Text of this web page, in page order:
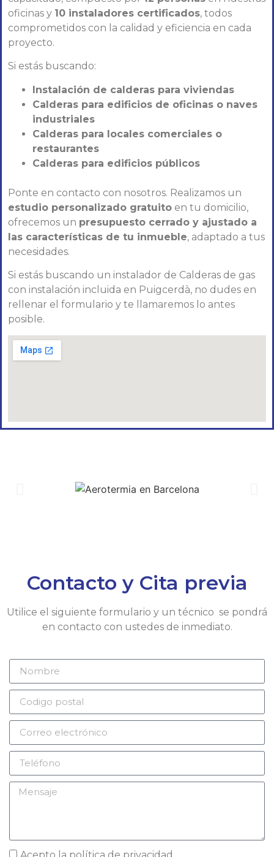
oficinas y 10 instaladores certificados, todos
comprometidos con la calidad y eficiencia en cada
proyecto.
Si estás buscando:
Instalación de calderas para viviendas
Calderas para edificios de oficinas o naves
industriales
Calderas para locales comerciales o
restaurantes
Calderas para edificios públicos
Ponte en contacto con nosotros. Realizamos un
estudio personalizado gratuito en tu domicilio,
ofrecemos un presupuesto cerrado y ajustado a
las características de tu inmueble, adaptado a tus
necesidades.
Si estás buscando un instalador de Calderas de gas
con instalación incluida en Puigcerdà, no dudes en
rellenar el formulario y te llamaremos lo antes
posible.
Contacto y Cita previa
Utilice el siguiente formulario y un técnico se pondrá
en contacto con ustedes de inmediato.
Acepto la política de privacidad